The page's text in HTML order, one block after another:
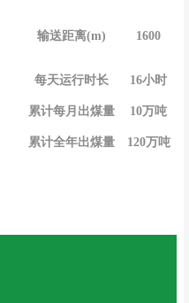
输送距离(m) 1600
每天运行时长 16小时
累计每月出煤量 10万吨
累计全年出煤量 120万吨